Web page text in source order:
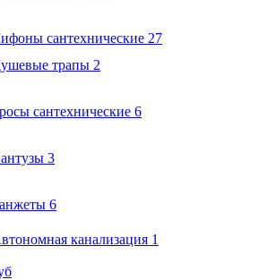
сантехнические 27
трапы 2
сантехнические 6
3
6
канализация 1